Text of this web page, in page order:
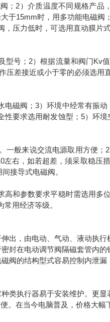
；2）介质温度不同规格产品
于15mm时，用多功能电磁阀
压力低时，可选用直动膜片
型号；2）根据流量和阀门Kv
差接近或小于零的必须选用
磁阀；3）环境中经常有振
要求选用耐发蚀型；5）环
一般来说交流电源取用方便
左右，如若超差，须采取稳压
接导式电磁阀。
和参数要求平稳时需选用多
用经济等级。
出，由电动、气动、液动执
封在电动调节阀隔磁套管内
阀的结构型式容易控制内泄
类执行器易于安装维护。更
。在当今电脑普及，价格大幅